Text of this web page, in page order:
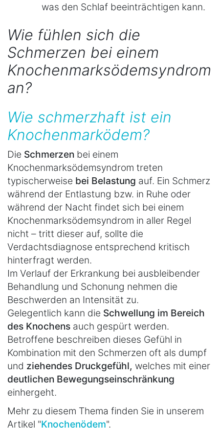
was den Schlaf beeinträchtigen kann.
Wie fühlen sich die
Schmerzen bei einem
Knochenmarksödemsyndrom
an?
Wie schmerzhaft ist ein
Knochenmarködem?
Die Schmerzen bei einem
Knochenmarksödemsyndrom treten
typischerweise bei Belastung auf. Ein Schmerz
während der Entlastung bzw. in Ruhe oder
während der Nacht findet sich bei einem
Knochenmarksödemsyndrom in aller Regel
nicht – tritt dieser auf, sollte die
Verdachtsdiagnose entsprechend kritisch
hinterfragt werden.
Im Verlauf der Erkrankung bei ausbleibender
Behandlung und Schonung nehmen die
Beschwerden an Intensität zu.
Gelegentlich kann die Schwellung im Bereich
des Knochens auch gespürt werden.
Betroffene beschreiben dieses Gefühl in
Kombination mit den Schmerzen oft als dumpf
und ziehendes Druckgefühl, welches mit einer
deutlichen Bewegungseinschränkung
einhergeht.
Mehr zu diesem Thema finden Sie in unserem
Artikel "Knochenödem".